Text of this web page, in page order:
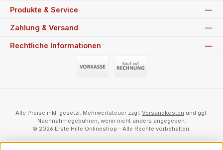
Produkte & Service
Zahlung & Versand
Rechtliche Informationen
Alle Preise inkl. gesetzl. Mehrwertsteuer zzgl. Versandkosten und ggf.
Nachnahmegebühren, wenn nicht anders angegeben.
© 2026 Erste Hilfe Onlineshop - Alle Rechte vorbehalten.